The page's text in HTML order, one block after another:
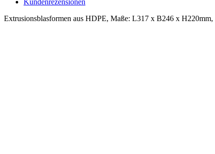
Extrusionsblasformen aus HDPE, Maße: L317 x B246 x